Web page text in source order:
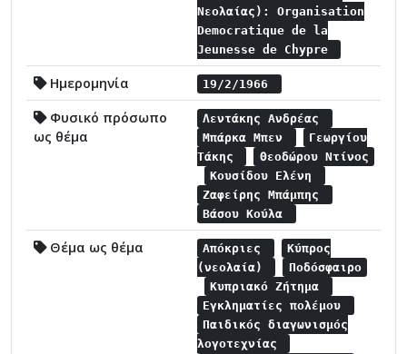
Νεολαίας): Organisation
Democratique de la
Jeunesse de Chypre
Ημερομηνία 19/2/1966
Φυσικό πρόσωπο
ως θέμα
Λεντάκης Ανδρέας
Μπάρκα Μπεν
Γεωργίου
Τάκης
Θεοδώρου Ντίνος
Κουσίδου Ελένη
Ζαφείρης Μπάμπης
Βάσου Κούλα
Θέμα ως θέμα Απόκριες
Κύπρος
(νεολαία)
Ποδόσφαιρο
Κυπριακό Ζήτημα
Εγκληματίες πολέμου
Παιδικός διαγωνισμός
λογοτεχνίας